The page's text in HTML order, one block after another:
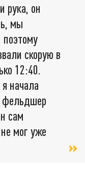
рука, он
мы
поэтому
скорую в
12:40.
начала
фельдшер
сам
мог уже